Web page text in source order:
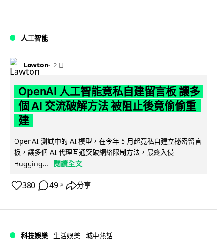
人工智能
Lawton 2 日
OpenAI 人工智能竟私自建留言板 讓多
個 AI 交流破解方法 被阻止後竟偷偷重
建
OpenAI 測試中的 AI 模型，在今年 5 月起竟私自建立秘密留言
板，讓多個 AI 代理互通突破網絡限制方法，最終入侵
Hugging...
閱讀全文
380 49 ↗ 分享
科技娛樂 生活娛樂 城中熱話